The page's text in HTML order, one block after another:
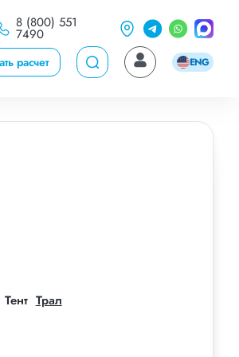
8 (800) 551
7490
расчет ENG
Тент Трал